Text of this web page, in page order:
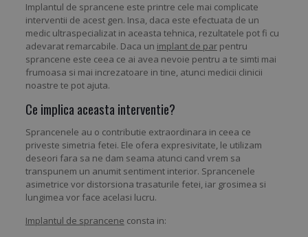
Implantul de sprancene este printre cele mai complicate
interventii de acest gen. Insa, daca este efectuata de un
medic ultraspecializat in aceasta tehnica, rezultatele pot fi cu
adevarat remarcabile. Daca un implant de parpentru
sprancene este ceea ce ai avea nevoie pentru a te simti mai
frumoasa si mai increzatoare in tine, atunci medicii clinicii
noastre te pot ajuta.
Ce implica aceasta interventie?
Sprancenele au o contributie extraordinara in ceea ce
priveste simetria fetei. Ele ofera expresivitate, le utilizam
deseori fara sa ne dam seama atunci cand vrem sa
transpunem un anumit sentiment interior. Sprancenele
asimetrice vor distorsiona trasaturile fetei, iar grosimea si
lungimea vor face acelasi lucru.
Implantul de sprancene consta in: